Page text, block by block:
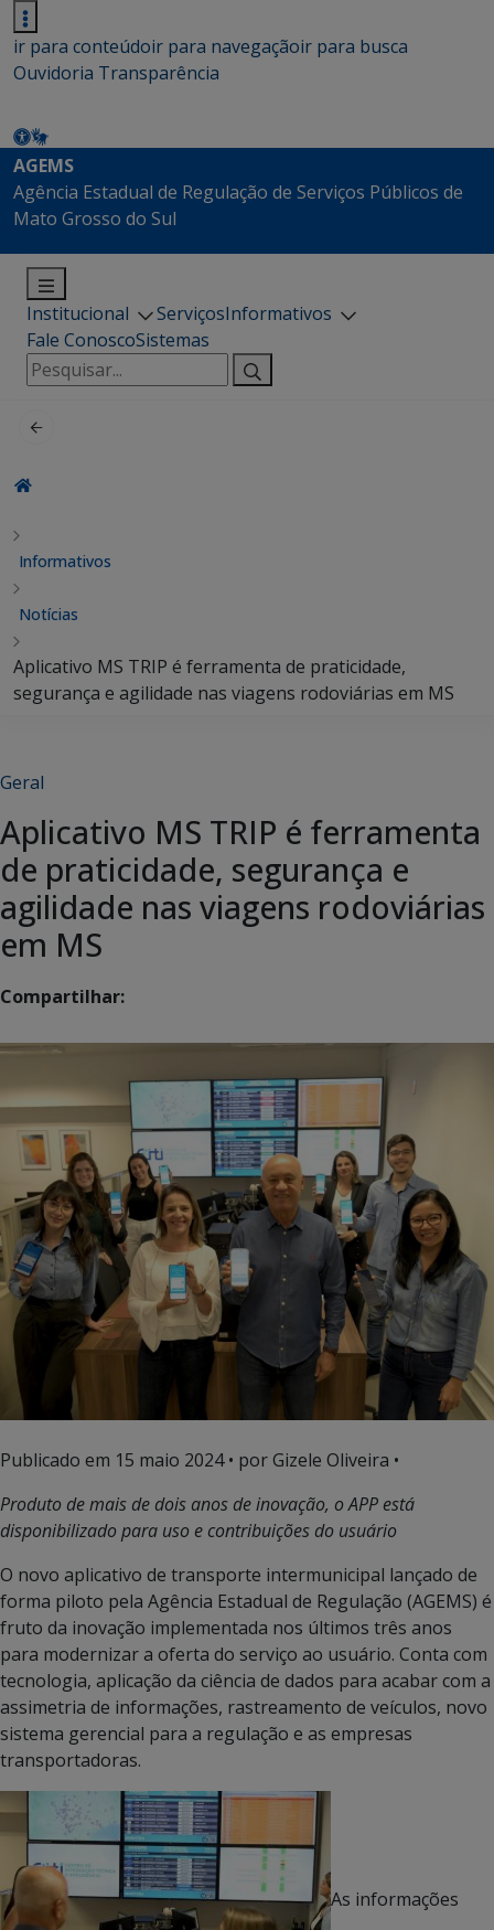
ir para conteúdoir para navegaçãoir para busca
Ouvidoria Transparência
AGEMS
Agência Estadual de Regulação de Serviços Públicos de
Mato Grosso do Sul
Institucional ServiçosInformativos
Fale ConoscoSistemas
Pesquisar
por:
Informativos
Notícias
Aplicativo MS TRIP é ferramenta de praticidade,
segurança e agilidade nas viagens rodoviárias em MS
Geral
Aplicativo MS TRIP é ferramenta
de praticidade, segurança e
agilidade nas viagens rodoviárias
em MS
Compartilhar:
Publicado em 15 maio 2024• por Gizele Oliveira •
Produto de mais de dois anos de inovação, o APP está
disponibilizado para uso e contribuições do usuário
O novo aplicativo de transporte intermunicipal lançado de
forma piloto pela Agência Estadual de Regulação (AGEMS) é
fruto da inovação implementada nos últimos três anos
para modernizar a oferta do serviço ao usuário. Conta com
tecnologia, aplicação da ciência de dados para acabar com a
assimetria de informações, rastreamento de veículos, novo
sistema gerencial para a regulação e as empresas
transportadoras.
As informações